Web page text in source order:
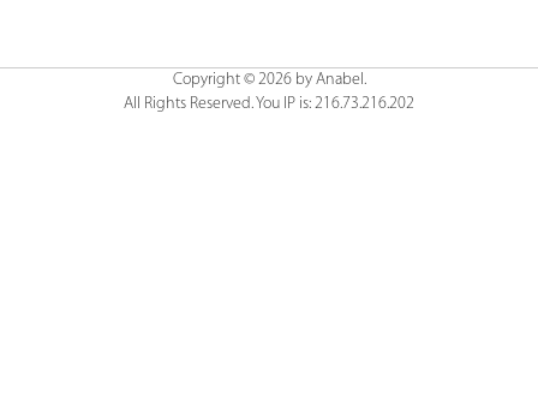
Copyright © 2026 by Anabel.
All Rights Reserved. You IP is: 216.73.216.202